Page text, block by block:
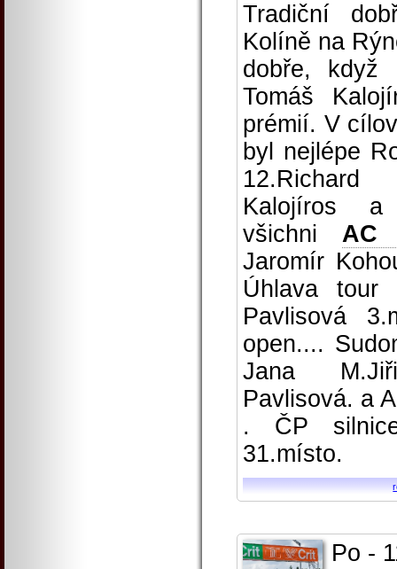
Tradiční
Kolíně na
dobře, když
Tomáš
prémií. V
byl nejlépe
Kalojíros a
všichniAC
Jaromír
Úhlava
Pavlisová
open....
Jana
Pavlisová. a
. ČP
31.místo.
Po -